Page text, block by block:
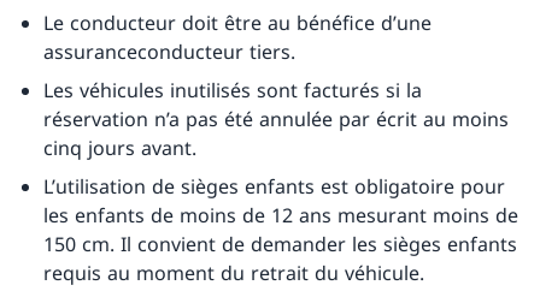
Le conducteur doit être au bénéfice d’une
assuranceconducteur tiers.
Les véhicules inutilisés sont facturés si la
réservation n’a pas été annulée par écrit au moins
cinq jours avant.
L’utilisation de sièges enfants est obligatoire pour
les enfants de moins de 12 ans mesurant moins de
150 cm. Il convient de demander les sièges enfants
requis au moment du retrait du véhicule.